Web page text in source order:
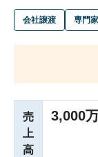
M&A専門家
会社譲渡 専門
売
上
高
3,000